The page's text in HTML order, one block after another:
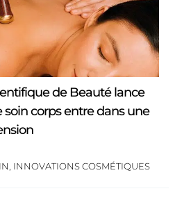
de Beauté lance
soin corps entre dans une
, INNOVATIONS COSMÉTIQUES